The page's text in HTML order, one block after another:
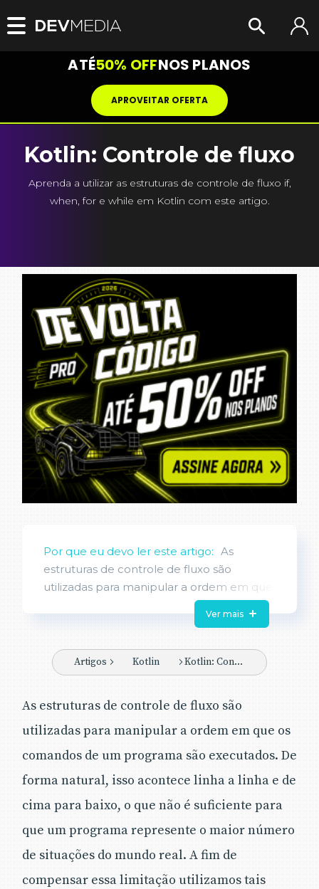
ATÉ50% OFFNOS PLANOS
APROVEITAR OFERTA
Kotlin: Controle de fluxo
Aprenda a utilizar as estruturas de controle de fluxo if,
when, for e while em Kotlin com este artigo.
Por que eu devo ler este artigo: As
estruturas de controle de fluxo são
utilizadas para manipular a ordem em que
os comandos de um programa são
executados. De forma natural, isso
baixo, o que não é suficiente para que um
programa represente o maior número de
compensar essa limitação utilizamos tais
estruturas, que são abordadas neste artigo.
Ver mais
Artigos Kotlin Kotlin: Controle de fluxo
As estruturas de controle de fluxo são
utilizadas para manipular a ordem em que os
comandos de um programa são executados. De
forma natural, isso acontece linha a linha e de
cima para baixo, o que não é suficiente para
que um programa represente o maior número
de situações do mundo real. A fim de
compensar essa limitação utilizamos tais